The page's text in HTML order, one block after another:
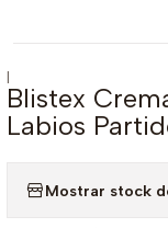
|
Blistex
Labios
Mostrar stock